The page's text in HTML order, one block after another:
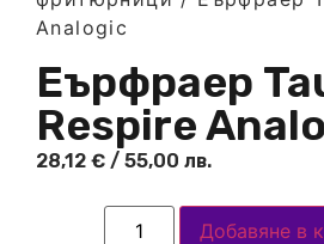
Analogic
Eърфраер
Respire
28,12 € / 55,00 лв.
Добавяне в